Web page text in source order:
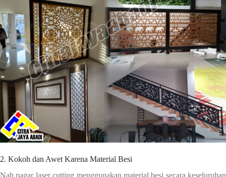
2. Kokoh dan Awet Karena Material Besi